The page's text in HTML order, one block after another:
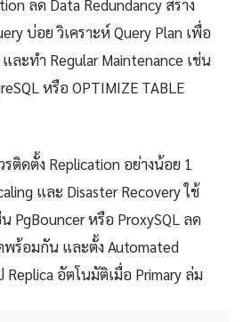
ลด Data Redundancy สร้าง
บ่อย วิเคราะห์ Query Plan เพื่อ
ละทำ Regular Maintenance เช่น
หรือ OPTIMIZE TABLE
รติดตั้ง Replication อย่างน้อย 1
และ Disaster Recovery ใช้
PgBouncer หรือ ProxySQL ลด
พร้อมกัน และตั้ง Automated
อัตโนมัติเมื่อ Primary ล่ม